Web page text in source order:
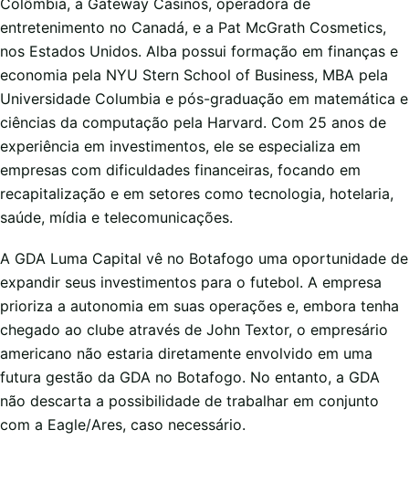
Colômbia, a Gateway Casinos, operadora de
entretenimento no Canadá, e a Pat McGrath Cosmetics,
nos Estados Unidos. Alba possui formação em finanças e
economia pela NYU Stern School of Business, MBA pela
Universidade Columbia e pós-graduação em matemática e
ciências da computação pela Harvard. Com 25 anos de
experiência em investimentos, ele se especializa em
empresas com dificuldades financeiras, focando em
recapitalização e em setores como tecnologia, hotelaria,
saúde, mídia e telecomunicações.
A GDA Luma Capital vê no Botafogo uma oportunidade de
expandir seus investimentos para o futebol. A empresa
prioriza a autonomia em suas operações e, embora tenha
chegado ao clube através de John Textor, o empresário
americano não estaria diretamente envolvido em uma
futura gestão da GDA no Botafogo. No entanto, a GDA
não descarta a possibilidade de trabalhar em conjunto
com a Eagle/Ares, caso necessário.